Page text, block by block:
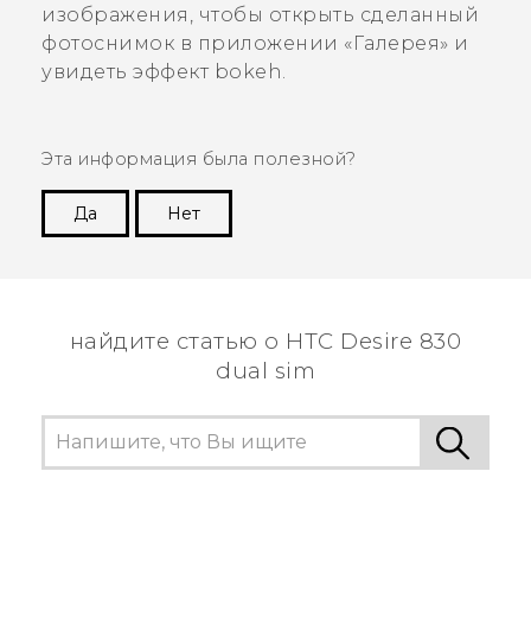
изображения, чтобы открыть сделанный
фотоснимок в приложении «Галерея» и
увидеть эффект bokeh.
Эта информация была полезной?
Да
Нет
найдите статью о HTC Desire 830
dual sim